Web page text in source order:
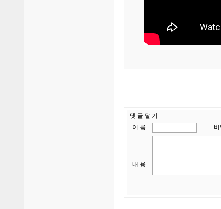
댓 글 달 기
이 름
비
내 용